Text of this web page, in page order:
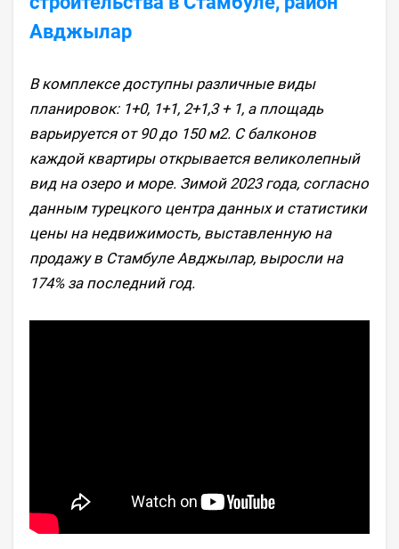
Авджылар
В комплексе доступны различные виды
планировок: 1+0, 1+1, 2+1,3 + 1, а площадь
варьируется от 90 до 150 м2. С балконов
каждой квартиры открывается великолепный
вид на озеро и море. Зимой 2023 года, согласно
данным турецкого центра данных и статистики
цены на недвижимость, выставленную на
продажу в Стамбуле Авджылар, выросли на
174% за последний год.